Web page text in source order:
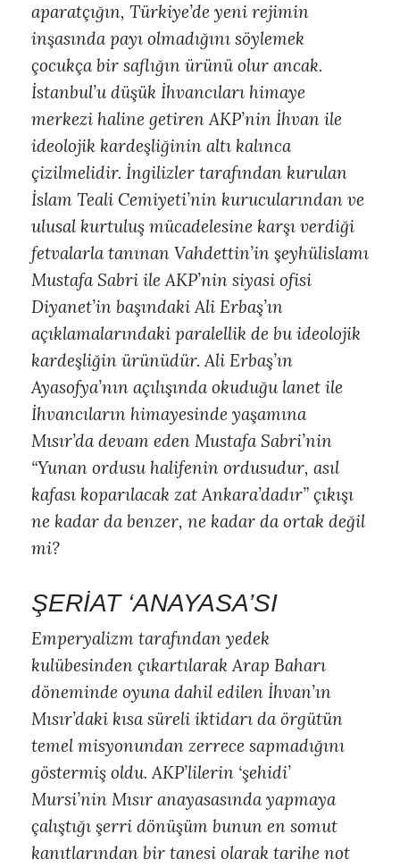
aparatçığın, Türkiye’de yeni rejimin
inşasında payı olmadığını söylemek
çocukça bir saflığın ürünü olur ancak.
İstanbul’u düşük İhvancıları himaye
merkezi haline getiren AKP’nin İhvan ile
ideolojik kardeşliğinin altı kalınca
çizilmelidir. İngilizler tarafından kurulan
İslam Teali Cemiyeti’nin kurucularından ve
ulusal kurtuluş mücadelesine karşı verdiği
fetvalarla tanınan Vahdettin’in şeyhülislamı
Mustafa Sabri ile AKP’nin siyasi ofisi
Diyanet’in başındaki Ali Erbaş’ın
açıklamalarındaki paralellik de bu ideolojik
kardeşliğin ürünüdür. Ali Erbaş’ın
Ayasofya’nın açılışında okuduğu lanet ile
İhvancıların himayesinde yaşamına
Mısır’da devam eden Mustafa Sabri’nin
“Yunan ordusu halifenin ordusudur, asıl
kafası koparılacak zat Ankara’dadır” çıkışı
ne kadar da benzer, ne kadar da ortak değil
mi?
ŞERİAT ‘ANAYASA’SI
Emperyalizm tarafından yedek
kulübesinden çıkartılarak Arap Baharı
döneminde oyuna dahil edilen İhvan’ın
Mısır’daki kısa süreli iktidarı da örgütün
temel misyonundan zerrece sapmadığını
göstermiş oldu. AKP’lilerin ‘şehidi’
Mursi’nin Mısır anayasasında yapmaya
çalıştığı şerri dönüşüm bunun en somut
kanıtlarından bir tanesi olarak tarihe not